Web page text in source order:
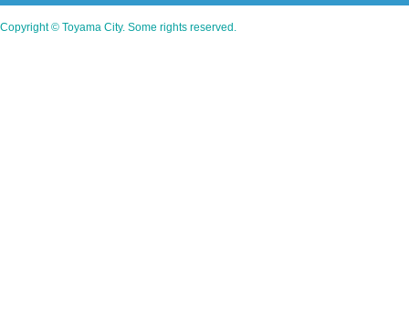
Copyright © Toyama City. Some rights reserved.